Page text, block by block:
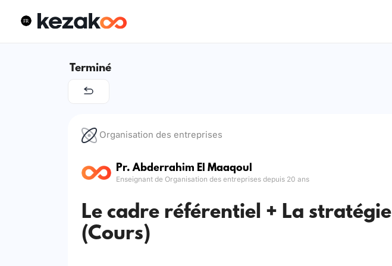
Terminé
Organisation des entreprises
Pr. Abderrahim El Maaqoul
Enseignant de Organisation des entreprises depuis 20 ans
Le cadre référentiel + La stratégie
(Cours)